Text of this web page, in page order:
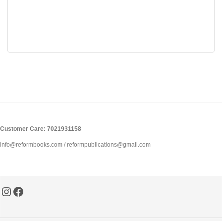
Customer Care: 7021931158
info@reformbooks.com / reformpublications@gmail.com
Instagram
Facebook